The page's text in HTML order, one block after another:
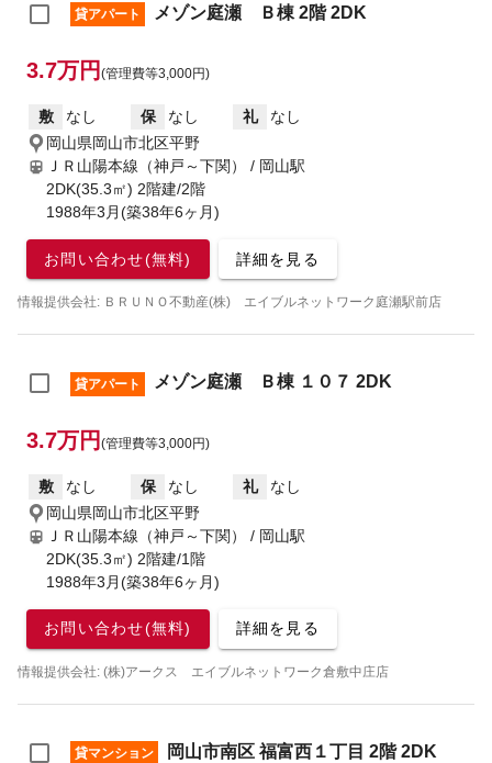
貸アパート メゾン庭瀬 Ｂ棟 2階 2DK
3.7万円 (管理費等3,000円)
敷 なし 保 なし 礼
なし
岡山県岡山市北区平野
ＪＲ山陽本線（神戸～下関） / 岡山駅
2DK(35.3㎡) 2階建/2階
1988年3月(築38年6ヶ月)
お問い合わせ(無料) 詳細を見る
情報提供会社: ＢＲＵＮＯ不動産(株) エイブルネットワーク庭瀬駅前店
貸アパート メゾン庭瀬 Ｂ棟 １０７ 2DK
3.7万円 (管理費等3,000円)
敷 なし 保 なし 礼
なし
岡山県岡山市北区平野
ＪＲ山陽本線（神戸～下関） / 岡山駅
2DK(35.3㎡) 2階建/1階
1988年3月(築38年6ヶ月)
お問い合わせ(無料) 詳細を見る
情報提供会社: (株)アークス エイブルネットワーク倉敷中庄店
貸マンション 岡山市南区 福富西１丁目 2階 2DK